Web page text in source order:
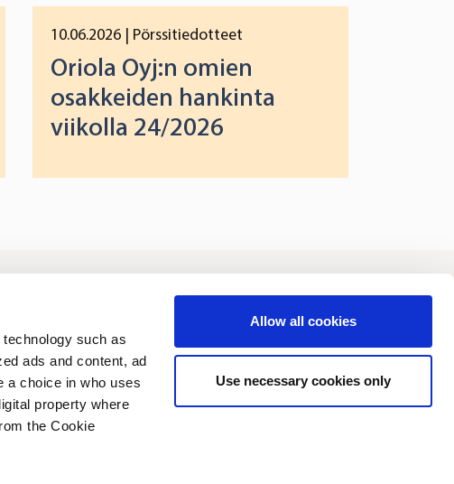
such as
ads and content, ad
a choice in who uses
property where
the Cookie
Allow all cookies
Use necessary cookies only
10.06.2026 | Pörssitiedotteet
Oriola Oyj:n omien
osakkeiden hankinta
viikolla 24/2026